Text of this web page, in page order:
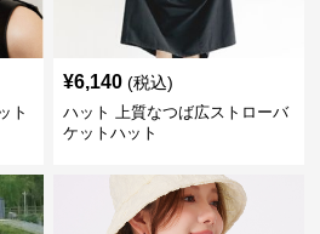
ト
¥6,140 (税込)
ハット 上質なつば広ストローバ
ケットハット